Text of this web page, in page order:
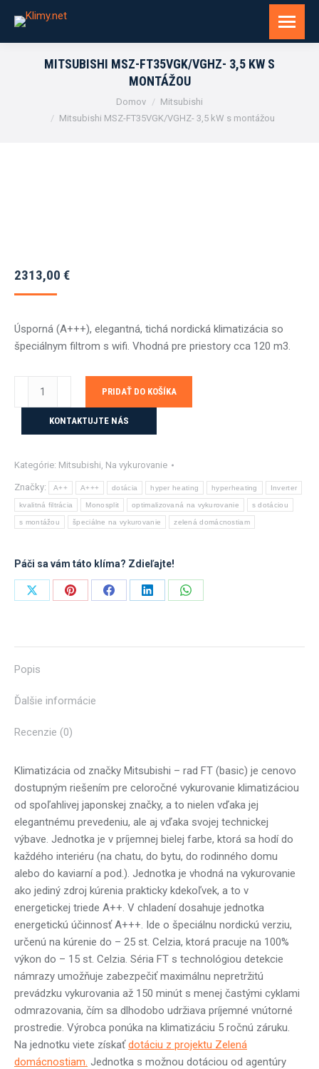
MITSUBISHI MSZ-FT35VGK/VGHZ- 3,5 KW S
MONTÁŽOU
Domov
Mitsubishi
Mitsubishi MSZ-FT35VGK/VGHZ- 3,5 kW s montážou
2313,00 €
Úsporná (A+++), elegantná, tichá nordická klimatizácia so
špeciálnym filtrom s wifi. Vhodná pre priestory cca 120 m3.
FT35VGK/VGHZ-
kW
s
montážou
PRIDAŤ DO KOŠÍKA
KONTAKTUJTE NÁS
Kategórie: Mitsubishi, Na vykurovanie
Značky: A++ A+++ dotácia hyper heating hyperheating Inverter
kvalitná filtrácia Monosplit optimalizovaná na vykurovanie s dotáciou
s montážou špeciálne na vykurovanie zelená domácnostiam
Páči sa vám táto klíma? Zdieľajte!
Share
Share
Share
Share
Share
Popis
Ďalšie informácie
Recenzie (0)
Klimatizácia od značky Mitsubishi – rad FT (basic) je cenovo
dostupným riešením pre celoročné vykurovanie klimatizáciou
od spoľahlivej japonskej značky, a to nielen vďaka jej
elegantnému prevedeniu, ale aj vďaka svojej technickej
výbave. Jednotka je v príjemnej bielej farbe, ktorá sa hodí do
každého interiéru (na chatu, do bytu, do rodinného domu
alebo do kaviarní a pod.). Jednotka je vhodná na vykurovanie
ako jediný zdroj kúrenia prakticky kdekoľvek, a to v
energetickej triede A++. V chladení dosahuje jednotka
energetickú účinnosť A+++. Ide o špeciálnu nordickú verziu,
určenú na kúrenie do – 25 st. Celzia, ktorá pracuje na 100%
výkon do – 15 st. Celzia. Séria FT s technológiou detekcie
námrazy umožňuje zabezpečiť maximálnu nepretržitú
prevádzku vykurovania až 150 minút s menej častými cyklami
odmrazovania, čím sa dlhodobo udržiava príjemné vnútorné
prostredie. Výrobca ponúka na klimatizáciu 5 ročnú záruku.
Na jednotku viete získaťdotáciu z projektu Zelená
domácnostiam. Jednotka s možnou dotáciou od agentúry